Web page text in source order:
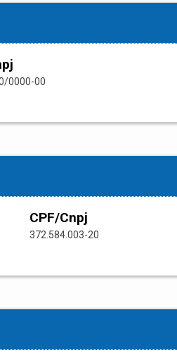
0000-00
CPF/Cnpj
372.584.003-20